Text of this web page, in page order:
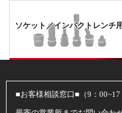
ソケット／インパクトレンチ用
■お客様相談窓口■（9：00~17